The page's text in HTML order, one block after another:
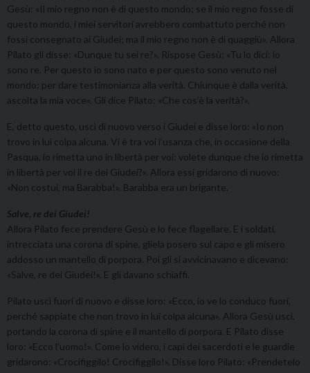
Gesù: «Il mio regno non è di questo mondo; se il mio regno fosse di
questo mondo, i miei servitori avrebbero combattuto perché non
fossi consegnato ai Giudei; ma il mio regno non è di quaggiù». Allora
Pilato gli disse: «Dunque tu sei re?». Rispose Gesù: «Tu lo dici: io
sono re. Per questo io sono nato e per questo sono venuto nel
mondo: per dare testimonianza alla verità. Chiunque è dalla verità,
ascolta la mia voce». Gli dice Pilato: «Che cos’è la verità?».
E, detto questo, uscì di nuovo verso i Giudei e disse loro: «Io non
trovo in lui colpa alcuna. Vi è tra voi l’usanza che, in occasione della
Pasqua, io rimetta uno in libertà per voi: volete dunque che io rimetta
in libertà per voi il re dei Giudei?». Allora essi gridarono di nuovo:
«Non costui, ma Barabba!». Barabba era un brigante.
Salve, re dei Giudei!
Allora Pilato fece prendere Gesù e lo fece flagellare. E i soldati,
intrecciata una corona di spine, gliela posero sul capo e gli misero
addosso un mantello di porpora. Poi gli si avvicinavano e dicevano:
«Salve, re dei Giudei!». E gli davano schiaffi.
Pilato uscì fuori di nuovo e disse loro: «Ecco, io ve lo conduco fuori,
perché sappiate che non trovo in lui colpa alcuna». Allora Gesù uscì,
portando la corona di spine e il mantello di porpora. E Pilato disse
loro: «Ecco l’uomo!». Come lo videro, i capi dei sacerdoti e le guardie
gridarono: «Crocifiggilo! Crocifiggilo!». Disse loro Pilato: «Prendetelo